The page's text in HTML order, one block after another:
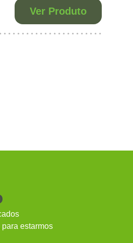
Ver Produto
estarmos